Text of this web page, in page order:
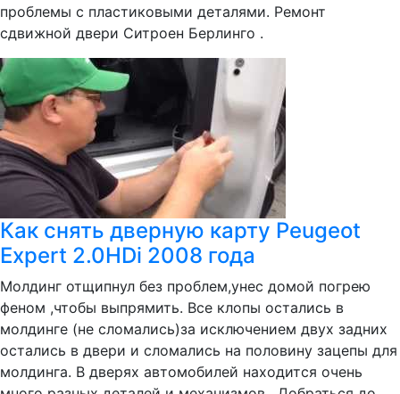
проблемы с пластиковыми деталями. Ремонт
сдвижной двери Ситроен Берлинго .
Как снять дверную карту Peugeot
Expert 2.0HDi 2008 года
Молдинг отщипнул без проблем,унес домой погрею
феном ,чтобы выпрямить. Все клопы остались в
молдинге (не сломались)за исключением двух задних
остались в двери и сломались на половину зацепы для
молдинга. В дверях автомобилей находится очень